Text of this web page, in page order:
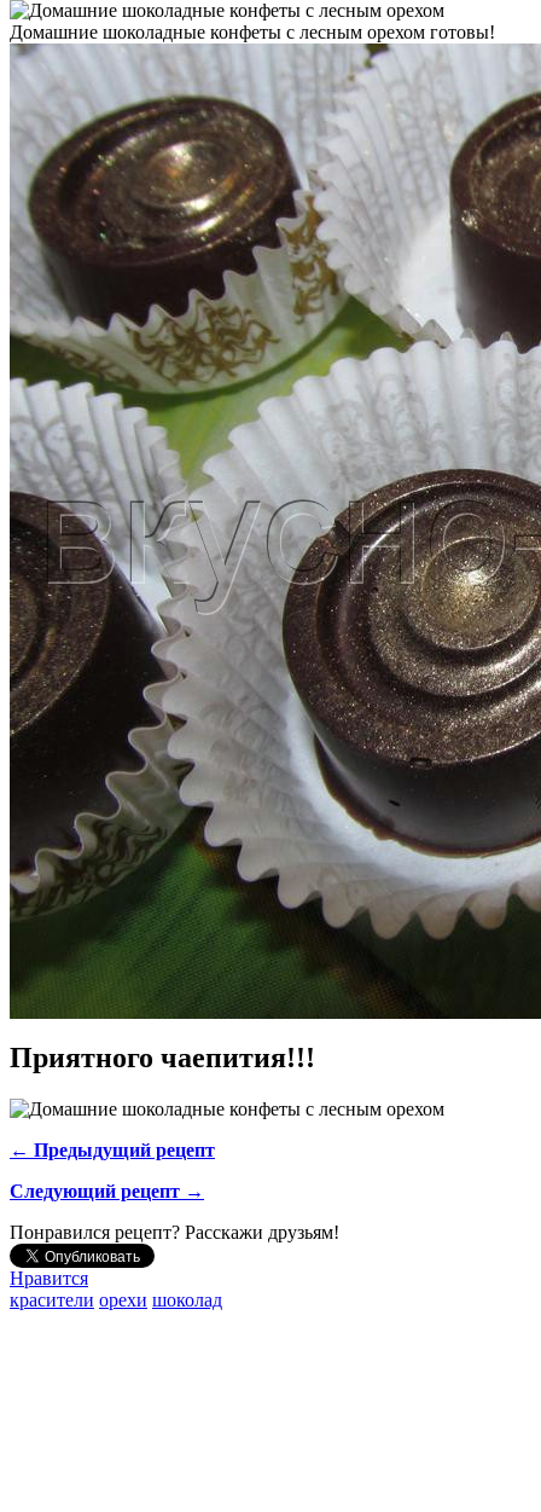
Домашние шоколадные конфеты с лесным орехом готовы!
Приятного чаепития!!!
← Предыдущий рецепт
Следующий рецепт →
Понравился рецепт? Расскажи друзьям!
Нравится
красители орехи шоколад